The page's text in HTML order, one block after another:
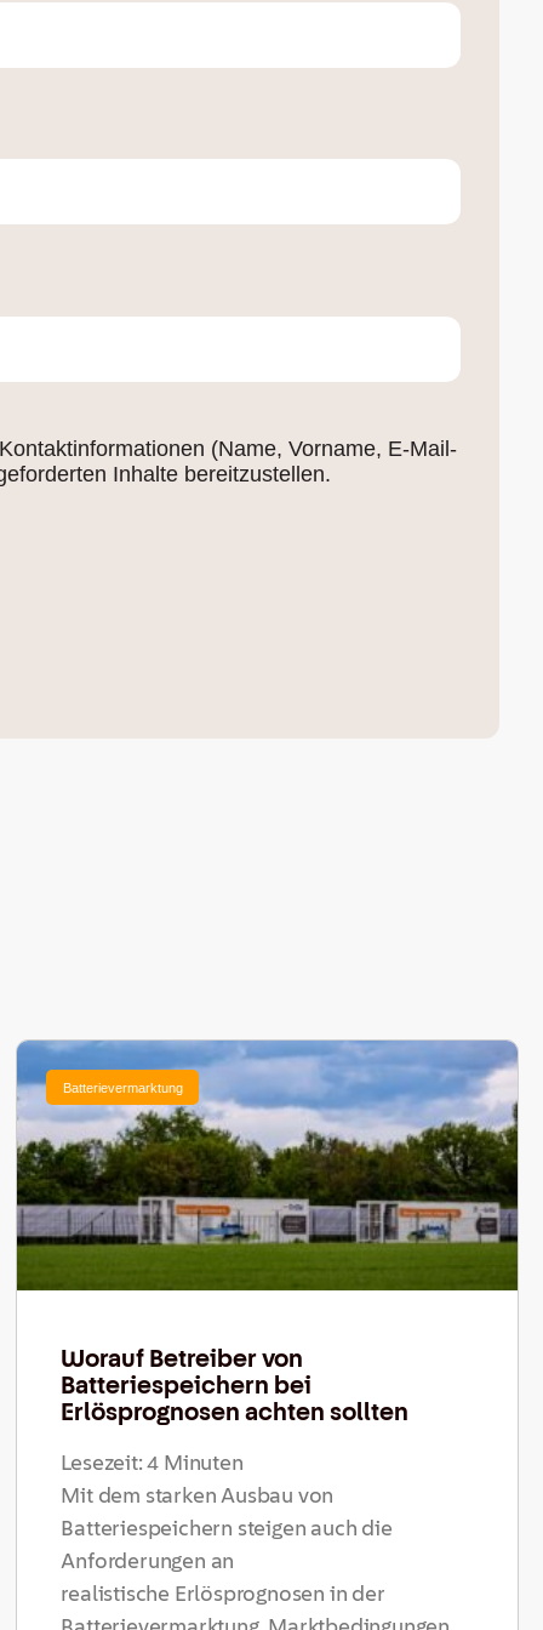
(Name, Vorname, E-Mail-
Inhalte bereitzustellen.
Batterievermarktung
Worauf Betreiber von
Batteriespeichern bei
Erlösprognosen achten sollten
Lesezeit: 4 Minuten
Mit dem starken Ausbau von
Batteriespeichern steigen auch die
Anforderungen an
realistische Erlösprognosen in der